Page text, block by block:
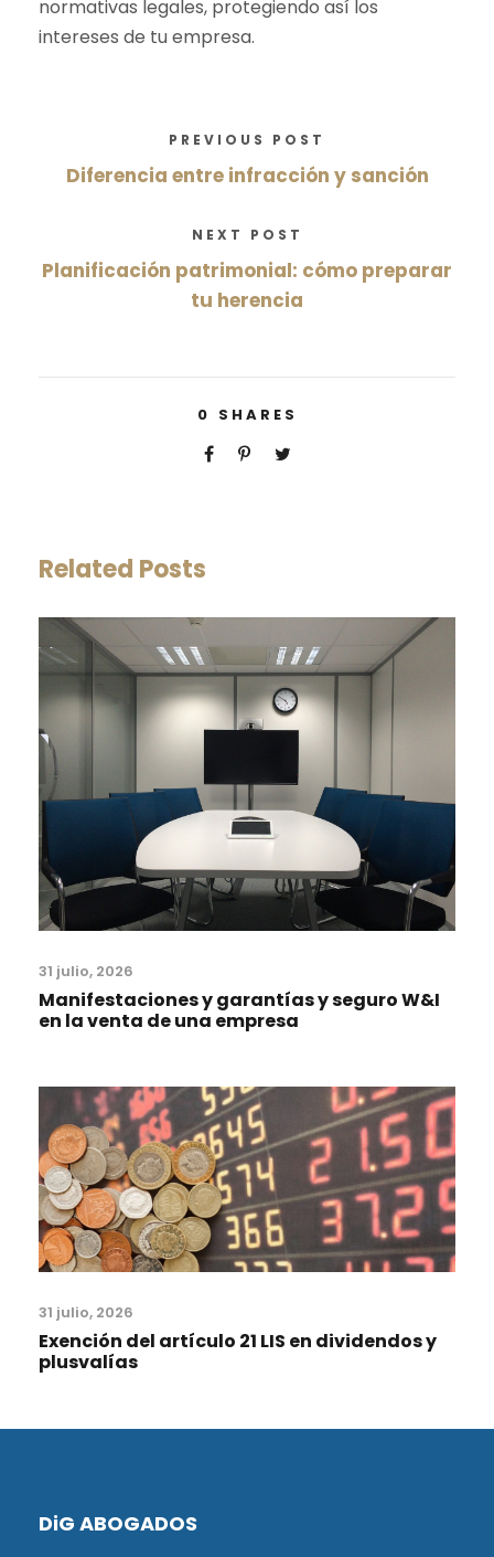
normativas legales, protegiendo así los
intereses de tu empresa.
PREVIOUS POST
Diferencia entre infracción y sanción
NEXT POST
Planificación patrimonial: cómo preparar
tu herencia
0 SHARES
Related Posts
31 julio, 2026
Manifestaciones y garantías y seguro W&I
en la venta de una empresa
31 julio, 2026
Exención del artículo 21 LIS en dividendos y
plusvalías
DiG ABOGADOS